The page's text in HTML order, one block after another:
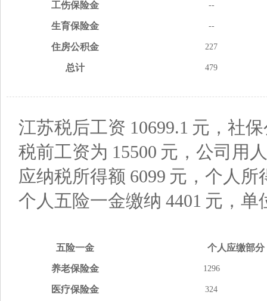
工伤保险金 --
生育保险金 --
住房公积金 227
总计 479
江苏税后工资 10699.1 元，社
税前工资为 15500 元，公司用
应纳税所得额 6099 元，个人所
个人五险一金缴纳 4401 元，单
五险一金 个人应缴部分
养老保险金 1296
医疗保险金 324